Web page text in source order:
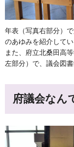
年表（写真右部分）
のあゆみを紹介してい
また、府立北桑田高
左部分）で、議会図
府議会なん